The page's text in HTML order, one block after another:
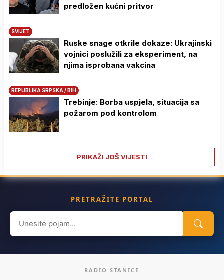
predložen kućni pritvor
SVIJET
Ruske snage otkrile dokaze: Ukrajinski
vojnici poslužili za eksperiment, na
njima isprobana vakcina
REPUBLIKA SRPSKA / BIH
Trebinje: Borba uspjela, situacija sa
požarom pod kontrolom
PRIKAŽI JOŠ VIJESTI
PRETRAŽITE PORTAL
Search
for:
RADIO STANICE